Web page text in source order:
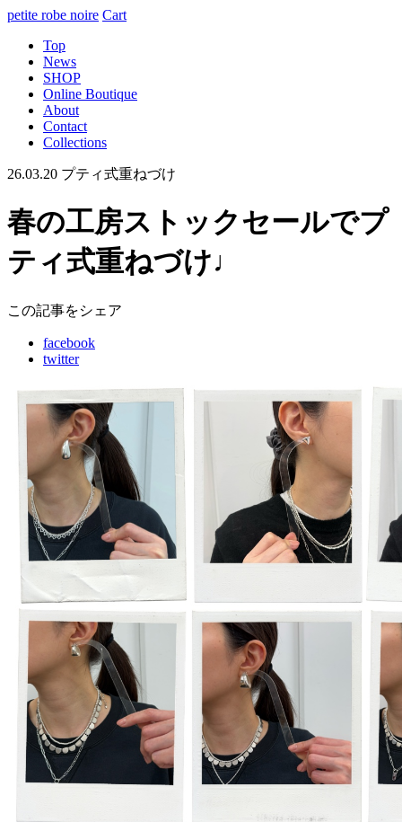
petite robe noire Cart
Top
News
SHOP
Online Boutique
About
Contact
Collections
26.03.20 プティ式重ねづけ
春の工房ストックセールでプ
ティ式重ねづけ♩
この記事をシェア
facebook
twitter